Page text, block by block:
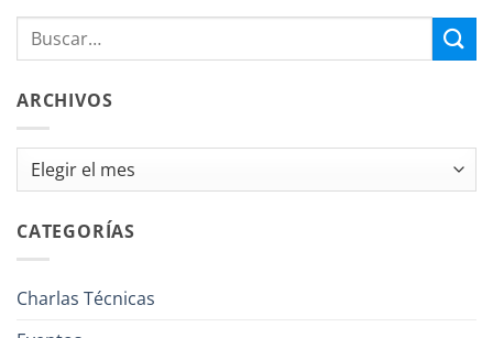
ARCHIVOS
Archivos
CATEGORÍAS
Charlas Técnicas